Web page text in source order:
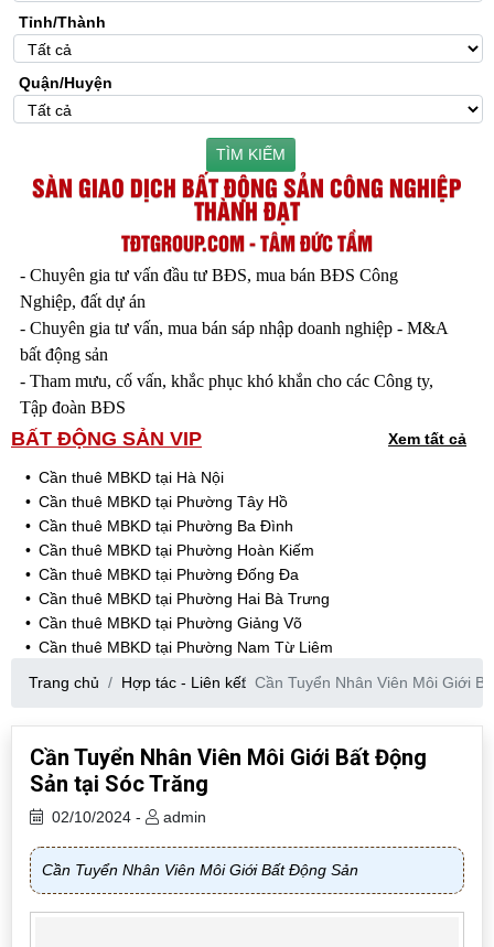
Tỉnh/Thành
Quận/Huyện
TÌM KIẾM
SÀN GIAO DỊCH BẤT ĐỘNG SẢN CÔNG NGHIỆP
THÀNH ĐẠT
TĐTGROUP.COM - TÂM ĐỨC TẦM
- Chuyên gia tư vấn đầu tư BĐS, mua bán BĐS Công
Nghiệp, đất dự án
- Chuyên gia tư vấn, mua bán sáp nhập doanh nghiệp - M&A
bất động sản
- Tham mưu, cố vấn, khắc phục khó khắn cho các Công ty,
Tập đoàn BĐS
BẤT ĐỘNG SẢN VIP Xem tất cả
Cần thuê MBKD tại Hà Nội
Cần thuê MBKD tại Phường Tây Hồ
Cần thuê MBKD tại Phường Ba Đình
Cần thuê MBKD tại Phường Hoàn Kiếm
Cần thuê MBKD tại Phường Đống Đa
Cần thuê MBKD tại Phường Hai Bà Trưng
Cần thuê MBKD tại Phường Giảng Võ
Cần thuê MBKD tại Phường Nam Từ Liêm
Cần thuê MBKD tại Phường Cầu Giấy
Cần thuê MBKD tại Phường Thanh Xuân
Cần thuê MBKD tại Phường Hà Đông
Cần thuê MBKD tại Phường Hoàng Mai
Cần thuê MBKD tại Phường Ô Chợ Dừa
Cần thuê MBKD tại Phường Yên Hòa
Cần thuê MBKD tại Phường Phương Liệt
Cần thuê MBKD tại Phường Khương Đình
Cần thuê MBKD tại Phường Yên Sở
Trang chủ Hợp tác - Liên kết Cần Tuyển Nhân Viên Môi Giới
Cần Tuyển Nhân Viên Môi Giới Bất Động
Sản tại Sóc Trăng
02/10/2024 - admin
Cần Tuyển Nhân Viên Môi Giới Bất Động Sản